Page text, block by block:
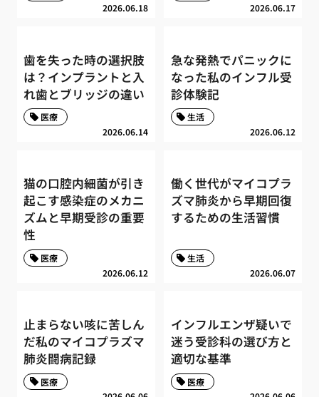
2026.06.18 2026.06.17
歯を失った時の選択肢
は？インプラントと入
れ歯とブリッジの違い
2026.06.14
医療
急な発熱でパニックに
なった私のインフル受
診体験記
2026.06.12
生活
猫の口腔内細菌が引き
起こす感染症のメカニ
ズムと早期受診の重要
性
2026.06.12
医療
働く世代がマイコプラ
ズマ肺炎から早期回復
するための生活習慣
2026.06.07
生活
止まらない咳に苦しん
だ私のマイコプラズマ
肺炎闘病記録
医療
インフルエンザ疑いで
迷う受診科の選び方と
適切な基準
医療